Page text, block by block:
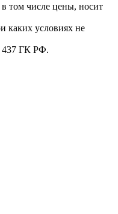
том числе цены, носит
каких условиях не
437 ГК РФ.